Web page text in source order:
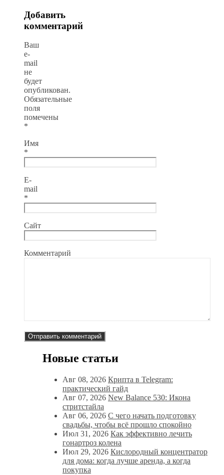
Добавить
комментарий
Ваш
e-
mail
не
будет
опубликован.
Обязательные
поля
помечены
*
Имя
*
E-
mail
*
Сайт
Комментарий
Новые статьи
Авг 08, 2026 Крипта в Telegram:
практический гайд
Авг 07, 2026 New Balance 530: Икона
стритстайла
Авг 06, 2026 С чего начать подготовку
свадьбы, чтобы всё прошло спокойно
Июл 31, 2026 Как эффективно лечить
гонартроз колена
Июл 29, 2026 Кислородный концентратор
для дома: когда лучше аренда, а когда
покупка